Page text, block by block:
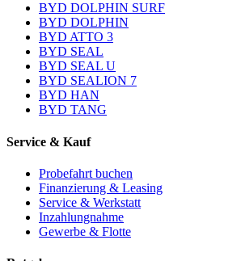
BYD DOLPHIN SURF
BYD DOLPHIN
BYD ATTO 3
BYD SEAL
BYD SEAL U
BYD SEALION 7
BYD HAN
BYD TANG
Service & Kauf
Probefahrt buchen
Finanzierung & Leasing
Service & Werkstatt
Inzahlungnahme
Gewerbe & Flotte